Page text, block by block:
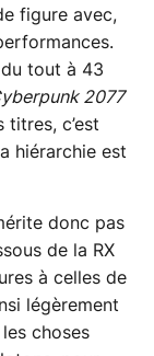
figure avec,
tout à 43
2077
c’est
hiérarchie est
donc pas
de la RX
à celles de
légèrement
choses